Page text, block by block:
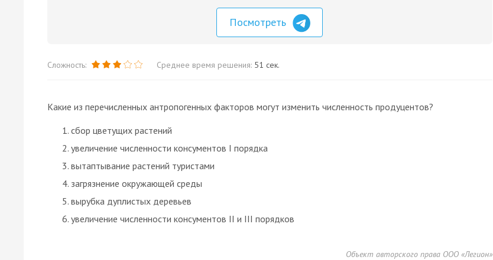
Посмотреть
Сложность: Среднее время решения: 51 сек.
Какие из перечисленных антропогенных факторов могут изменить численность продуцентов?
сбор цветущих растений
увеличение численности консументов I порядка
вытаптывание растений туристами
загрязнение окружающей среды
вырубка дуплистых деревьев
увеличение численности консументов II и III порядков
Объект авторского права ООО «Легион»